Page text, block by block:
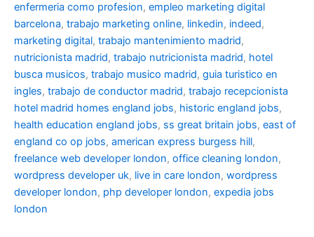
enfermeria como profesion, empleo marketing digital
barcelona, trabajo marketing online, linkedin, indeed,
marketing digital, trabajo mantenimiento madrid,
nutricionista madrid, trabajo nutricionista madrid, hotel
busca musicos, trabajo musico madrid, guia turistico en
ingles, trabajo de conductor madrid, trabajo recepcionista
hotel madrid homes england jobs, historic england jobs,
health education england jobs, ss great britain jobs, east of
england co op jobs, american express burgess hill,
freelance web developer london, office cleaning london,
wordpress developer uk, live in care london, wordpress
developer london, php developer london, expedia jobs
london